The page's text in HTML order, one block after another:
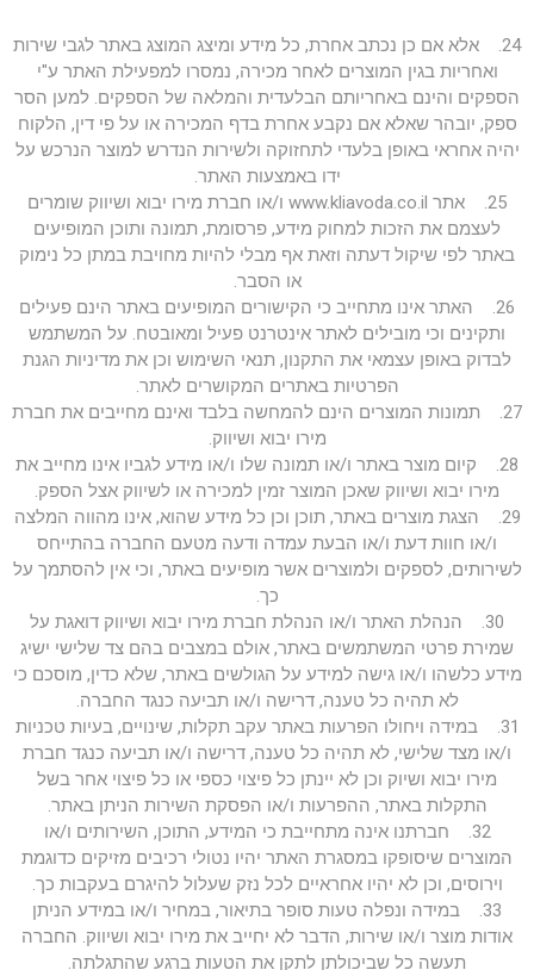
24. אלא אם כן נכתב אחרת, כל מידע ומיצג המוצג באתר לגבי שירות
ואחריות בגין המוצרים לאחר מכירה, נמסרו למפעילת האתר ע"י
הספקים והינם באחריותם הבלעדית והמלאה של הספקים. למען הסר
ספק, יובהר שאלא אם נקבע אחרת בדף המכירה או על פי דין, הלקוח
יהיה אחראי באופן בלעדי לתחזוקה ולשירות הנדרש למוצר הנרכש על
ידו באמצעות האתר.
25. אתר www.kliavoda.co.il ו/או חברת מירו יבוא ושיווק שומרים
לעצמם את הזכות למחוק מידע, פרסומת, תמונה ותוכן המופיעים
באתר לפי שיקול דעתה וזאת אף מבלי להיות מחויבת במתן כל נימוק
או הסבר.
26. האתר אינו מתחייב כי הקישורים המופיעים באתר הינם פעילים
ותקינים וכי מובילים לאתר אינטרנט פעיל ומאובטח. על המשתמש
לבדוק באופן עצמאי את התקנון, תנאי השימוש וכן את מדיניות הגנת
הפרטיות באתרים המקושרים לאתר.
27. תמונות המוצרים הינם להמחשה בלבד ואינם מחייבים את חברת
מירו יבוא ושיווק.
28. קיום מוצר באתר ו/או תמונה שלו ו/או מידע לגביו אינו מחייב את
מירו יבוא ושיווק שאכן המוצר זמין למכירה או לשיווק אצל הספק.
29. הצגת מוצרים באתר, תוכן וכן כל מידע שהוא, אינו מהווה המלצה
ו/או חוות דעת ו/או הבעת עמדה ודעה מטעם החברה בהתייחס
לשירותים, לספקים ולמוצרים אשר מופיעים באתר, וכי אין להסתמך על
כך.
30. הנהלת האתר ו/או הנהלת חברת מירו יבוא ושיווק דואגת על
שמירת פרטי המשתמשים באתר, אולם במצבים בהם צד שלישי ישיג
מידע כלשהו ו/או גישה למידע על הגולשים באתר, שלא כדין, מוסכם כי
לא תהיה כל טענה, דרישה ו/או תביעה כנגד החברה.
31. במידה ויחולו הפרעות באתר עקב תקלות, שינויים, בעיות טכניות
ו/או מצד שלישי, לא תהיה כל טענה, דרישה ו/או תביעה כנגד חברת
מירו יבוא ושיוק וכן לא יינתן כל פיצוי כספי או כל פיצוי אחר בשל
התקלות באתר, ההפרעות ו/או הפסקת השירות הניתן באתר.
32. חברתנו אינה מתחייבת כי המידע, התוכן, השירותים ו/או
המוצרים שיסופקו במסגרת האתר יהיו נטולי רכיבים מזיקים כדוגמת
וירוסים, וכן לא יהיו אחראיים לכל נזק שעלול להיגרם בעקבות כך.
33. במידה ונפלה טעות סופר בתיאור, במחיר ו/או במידע הניתן
אודות מוצר ו/או שירות, הדבר לא יחייב את מירו יבוא ושיווק. החברה
תעשה כל שביכולתן לתקן את הטעות ברגע שהתגלתה.